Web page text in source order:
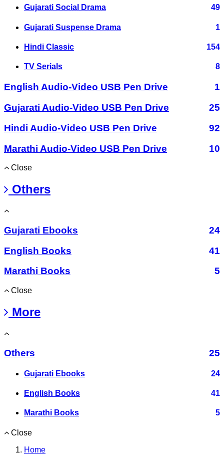
Gujarati Social Drama 49
Gujarati Suspense Drama 1
Hindi Classic 154
TV Serials 8
English Audio-Video USB Pen Drive
1
Gujarati Audio-Video USB Pen Drive
25
Hindi Audio-Video USB Pen Drive
92
Marathi Audio-Video USB Pen Drive
10
Close
Others
Gujarati Ebooks
24
English Books
41
Marathi Books
5
Close
More
Others 25
Gujarati Ebooks 24
English Books 41
Marathi Books 5
Close
Home